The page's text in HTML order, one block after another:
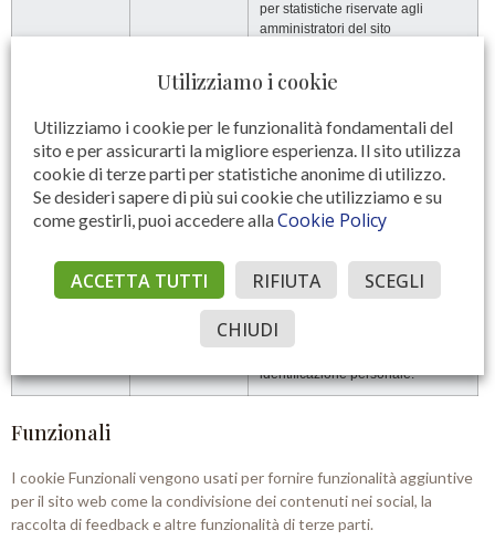
per statistiche riservate agli
amministratori del sito
1 Hour
Cookie di prima parte per
statistiche di utilizzo che raccoglie
per statistiche riservate agli
amministratori del sito
__cfduid 1 month
Il cookie viene utilizzato dai servizi
cdn come CloudFare per
identificare i singoli client dietro
applicare le impostazioni di
sicurezza su base client. Non
corrisponde a nessun ID utente
nell’applicazione Web e non
identificazione personale.
Funzionali
I cookie Funzionali vengono usati per fornire funzionalità aggiuntive
per il sito web come la condivisione dei contenuti nei social, la
raccolta di feedback e altre funzionalità di terze parti.
Utilizziamo i cookie
Utilizziamo i cookie per le funzionalità fondamentali del
sito e per assicurarti la migliore esperienza. Il sito utilizza
cookie di terze parti per statistiche anonime di utilizzo.
Se desideri sapere di più sui cookie che utilizziamo e su
come gestirli, puoi accedere allaCookie Policy
ACCETTA TUTTI RIFIUTA
SCEGLI
CHIUDI